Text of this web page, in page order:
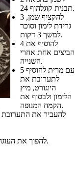
תבנית קוגלהוף 24.
3
גרידת לימון וסוכר
למשך 3 דקות.
4
הביצים אחת אחרי
השנייה.
5
לתערובת את
היוגורט, מיץ
הלימון ולבסוף את
הקמח המנופה.
להפוך את העוגה על צלחת מתאימה ולפזר אבקת סוכר.